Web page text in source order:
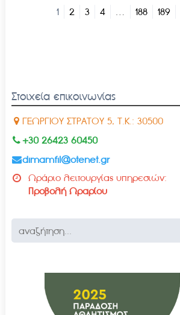
1 2 3 4 188 189
Στοιχεία επικοινωνίας
ΓΕΩΡΓΙΟΥ ΣΤΡΑΤΟΥ 5, Τ.Κ.: 30500
+30 26423 60450
dimamfil@otenet.gr
Ωράριο λειτουργίας υπηρεσιών:
Προβολή Ωραρίου